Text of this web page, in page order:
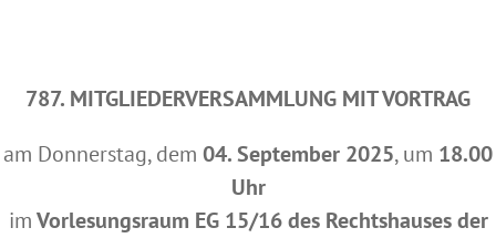
787. MITGLIEDERVERSAMMLUNG MIT VORTRAG
am Donnerstag, dem 04. September 2025, um 18.00
Uhr
imVorlesungsraum EG 15/16 des Rechtshauses der